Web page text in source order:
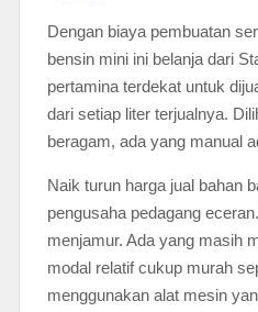
Dengan biaya pembuatan
bensin mini ini belanja dari
pertamina terdekat untuk
dari setiap liter terjualnya.
beragam, ada yang manual
Naik turun harga jual bahan
pengusaha pedagang
menjamur. Ada yang masih
modal relatif cukup murah
menggunakan alat mesin